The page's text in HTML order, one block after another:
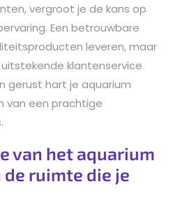
vergroot je de kans op
Een betrouwbare
leveren, maar
klantenservice
gerust hart je aquarium
van een prachtige
van het aquarium
ruimte die je